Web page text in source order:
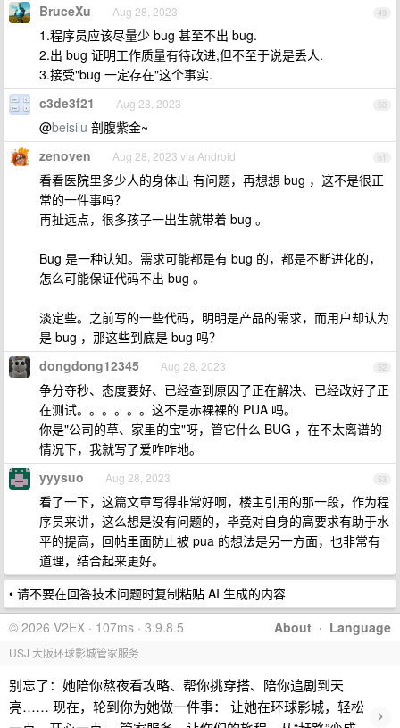
49
BruceXu Aug 28, 2023
1.程序员应该尽量少 bug 甚至不出 bug.
2.出 bug 证明工作质量有待改进,但不至于说是丢人.
3.接受"bug 一定存在"这个事实.
50
c3de3f21 Aug 28, 2023
@beisilu 剖腹紫金~
51
zenoven Aug 28, 2023 via Android
看看医院里多少人的身体出 有问题，再想想 bug ，这不是很正
常的一件事吗？
再扯远点，很多孩子一出生就带着 bug 。
Bug 是一种认知。需求可能都是有 bug 的，都是不断进化的，
怎么可能保证代码不出 bug 。
淡定些。之前写的一些代码，明明是产品的需求，而用户却认为
是 bug ，那这些到底是 bug 吗？
52
dongdong12345 Aug 28, 2023
争分夺秒、态度要好、已经查到原因了正在解决、已经改好了正
在测试。。。。。。这不是赤裸裸的 PUA 吗。
你是"公司的草、家里的宝"呀，管它什么 BUG ，在不太离谱的
情况下，我就写了爱咋咋地。
53
yyysuo Aug 28, 2023
看了一下，这篇文章写得非常好啊，楼主引用的那一段，作为程
序员来讲，这么想是没有问题的，毕竟对自身的高要求有助于水
平的提高，回帖里面防止被 pua 的想法是另一方面，也非常有
道理，结合起来更好。
• 请不要在回答技术问题时复制粘贴 AI 生成的内容
About · Language
© 2026 V2EX · 107ms · 3.9.8.5
USJ 大阪环球影城管家服务
别忘了：她陪你熬夜看攻略、帮你挑穿搭、陪你追剧到天
亮…… 现在，轮到你为她做一件事： 让她在环球影城，轻松
›